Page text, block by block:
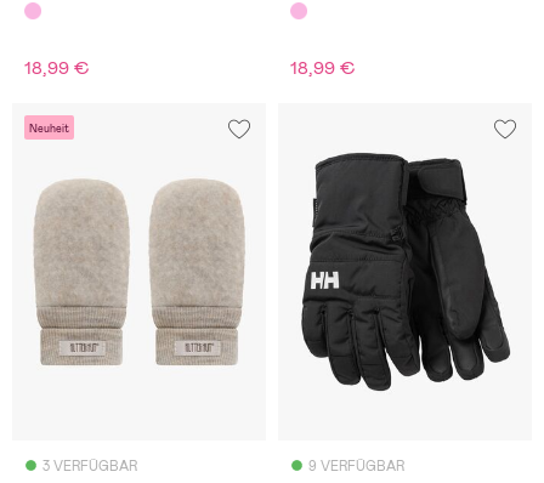
18,99 € 18,99 €
Neuheit
3 VERFÜGBAR 9 VERFÜGBAR